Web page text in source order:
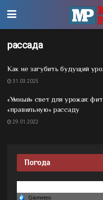
рассада
Как не загубить будущий
31.03.2025
«Умный» свет для урожая:
«правильную» рассаду
29.01.2022
Погода